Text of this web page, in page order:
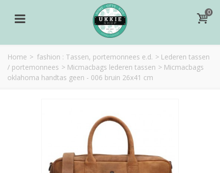
0
Home > fashion : Tassen, portemonnees e.d. > Lederen tassen
/ portemonnees > Micmacbags lederen tassen > Micmacbags
oklahoma handtas geen - 006 bruin 26x41 cm